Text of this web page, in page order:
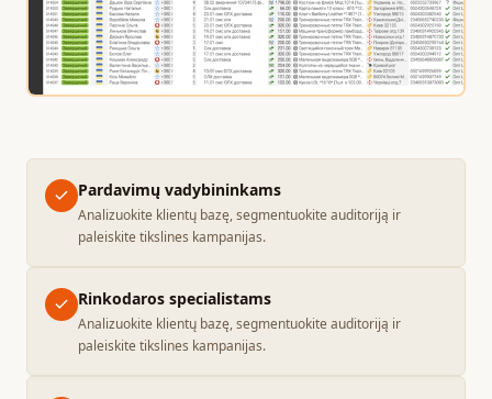
Pardavimų vadybininkams
Analizuokite klientų bazę, segmentuokite auditoriją ir
paleiskite tikslines kampanijas.
Rinkodaros specialistams
Analizuokite klientų bazę, segmentuokite auditoriją ir
paleiskite tikslines kampanijas.